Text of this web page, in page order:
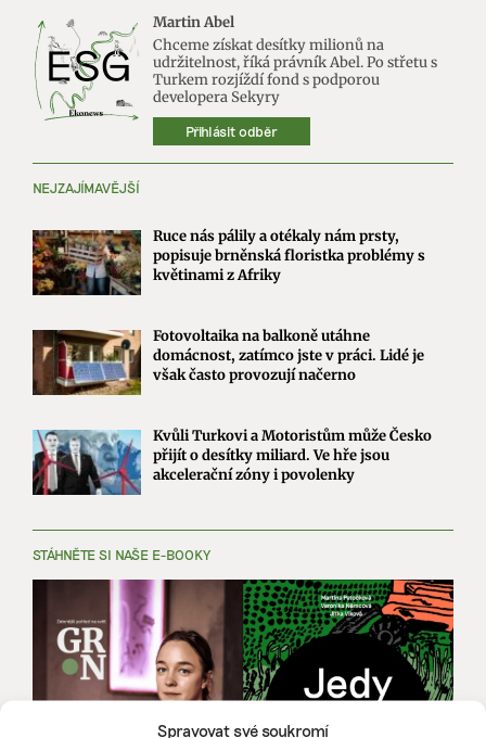
Spravovat své soukromí
Martin Abel
Chceme získat desítky milionů na
udržitelnost, říká právník Abel. Po střetu s
Turkem rozjíždí fond s podporou
developera Sekyry
Přihlásit odběr
NEJZAJÍMAVĚJŠÍ
Ruce nás pálily a otékaly nám prsty,
popisuje brněnská floristka problémy s
květinami z Afriky
Fotovoltaika na balkoně utáhne
domácnost, zatímco jste v práci. Lidé je
však často provozují načerno
Kvůli Turkovi a Motoristům může Česko
přijít o desítky miliard. Ve hře jsou
akcelerační zóny i povolenky
STÁHNĚTE SI NAŠE E-BOOKY